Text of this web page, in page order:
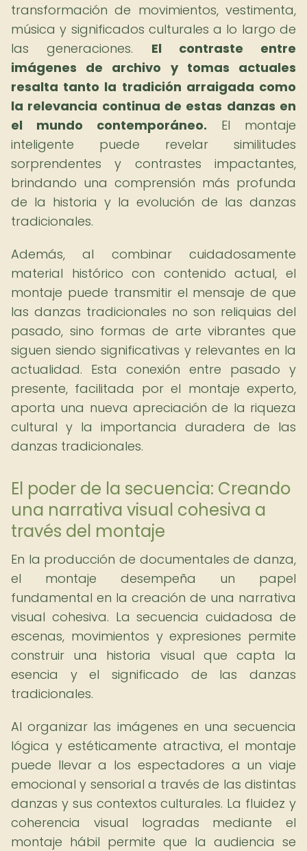
transformación de movimientos, vestimenta,
música y significados culturales a lo largo de
las generaciones. El contraste entre
imágenes de archivo y tomas actuales
resalta tanto la tradición arraigada como
la relevancia continua de estas danzas en
el mundo contemporáneo. El montaje
inteligente puede revelar similitudes
sorprendentes y contrastes impactantes,
brindando una comprensión más profunda
de la historia y la evolución de las danzas
tradicionales.
Además, al combinar cuidadosamente
material histórico con contenido actual, el
montaje puede transmitir el mensaje de que
las danzas tradicionales no son reliquias del
pasado, sino formas de arte vibrantes que
siguen siendo significativas y relevantes en la
actualidad. Esta conexión entre pasado y
presente, facilitada por el montaje experto,
aporta una nueva apreciación de la riqueza
cultural y la importancia duradera de las
danzas tradicionales.
El poder de la secuencia: Creando
una narrativa visual cohesiva a
través del montaje
En la producción de documentales de danza,
el montaje desempeña un papel
fundamental en la creación de una narrativa
visual cohesiva. La secuencia cuidadosa de
escenas, movimientos y expresiones permite
construir una historia visual que capta la
esencia y el significado de las danzas
tradicionales.
Al organizar las imágenes en una secuencia
lógica y estéticamente atractiva, el montaje
puede llevar a los espectadores a un viaje
emocional y sensorial a través de las distintas
danzas y sus contextos culturales. La fluidez y
coherencia visual logradas mediante el
montaje hábil permite que la audiencia se